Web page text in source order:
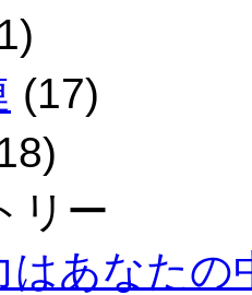
(17)
リー
はあなたの